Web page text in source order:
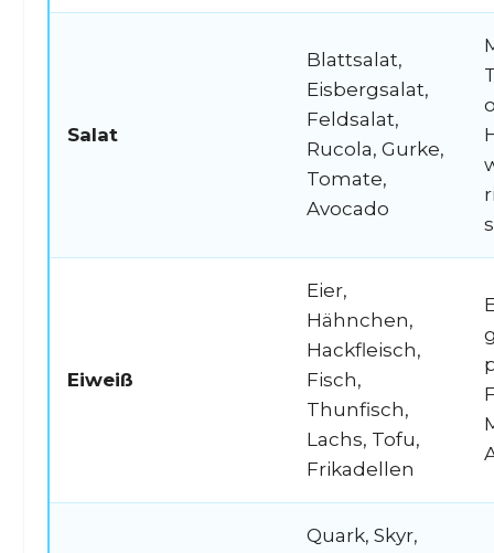
Salat
Blattsalat,
Eisbergsalat,
Feldsalat,
Rucola, Gurke,
Tomate,
Avocado
Eiweiß
Eier,
Hähnchen,
Hackfleisch,
Fisch,
Thunfisch,
Lachs, Tofu,
Frikadellen
Quark, Skyr,